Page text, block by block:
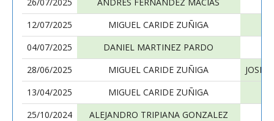
12/07/2025
MIGUEL CARIDE ZUÑIGA
04/07/2025
DANIEL MARTINEZ PARDO
28/06/2025
MIGUEL CARIDE ZUÑIGA
JOSE
13/04/2025
MIGUEL CARIDE ZUÑIGA
25/10/2024
ALEJANDRO TRIPIANA GONZALEZ